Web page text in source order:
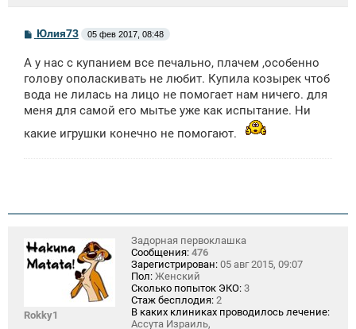
С
б
щ
н
и
Юлия73 05 фев 2017, 08:48
А у нас с купанием все печально, плачем ,особенно
голову ополаскивать не любит. Купила козырек чтоб
вода не лилась на лицо не помогает нам ничего. для
меня для самой его мытье уже как испытание. Ни
какие игрушки конечно не помогают.
Rokky1
Задорная первоклашка
Сообщения: 476
Зарегистрирован: 05 авг 2015, 09:07
Пол: Женский
Сколько попыток ЭКО: 3
Стаж бесплодия: 2
В каких клиниках проводилось лечение:
Ассута Израиль,